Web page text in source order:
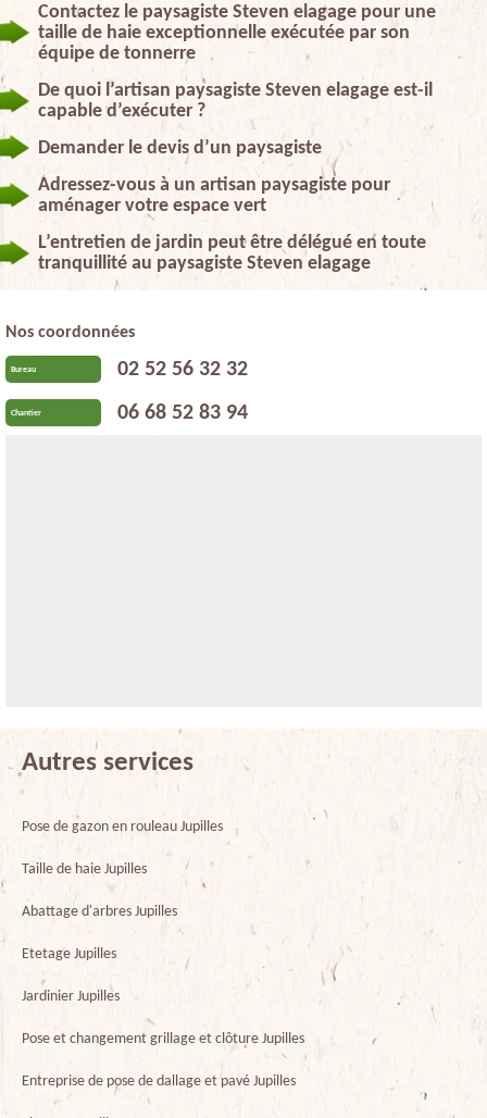
Contactez le paysagiste Steven elagage pour une
taille de haie exceptionnelle exécutée par son
équipe de tonnerre
De quoi l’artisan paysagiste Steven elagage est-il
capable d’exécuter ?
Demander le devis d’un paysagiste
Adressez-vous à un artisan paysagiste pour
aménager votre espace vert
L’entretien de jardin peut être délégué en toute
tranquillité au paysagiste Steven elagage
Nos coordonnées
Bureau 02 52 56 32 32
Chantier 06 68 52 83 94
Autres services
Pose de gazon en rouleau Jupilles
Taille de haie Jupilles
Abattage d'arbres Jupilles
Etetage Jupilles
Jardinier Jupilles
Pose et changement grillage et clôture Jupilles
Entreprise de pose de dallage et pavé Jupilles